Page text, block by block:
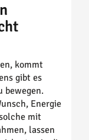
kommt
gibt es
bewegen.
Energie
mit
lassen